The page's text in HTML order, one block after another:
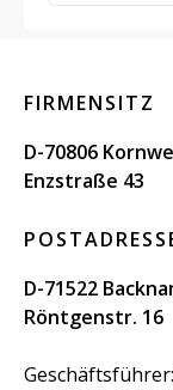
FIRMENSITZ
D-70806
Enzstraße 43
D-71522
Röntgenstr. 16